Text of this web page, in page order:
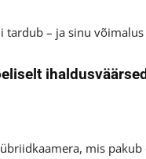
tardub – ja sinu
mis